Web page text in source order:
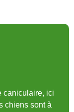
caniculaire, ici
chiens sont à